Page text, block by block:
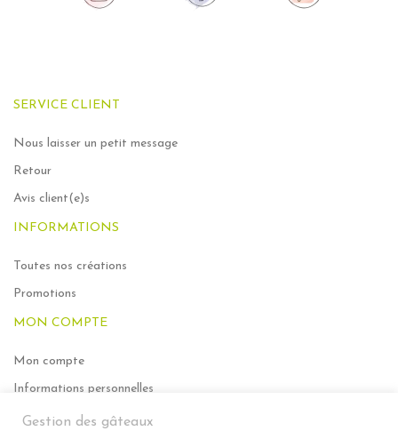
SERVICE CLIENT
Nous laisser un petit message
Retour
Avis client(e)s
INFORMATIONS
Toutes nos créations
Promotions
MON COMPTE
Mon compte
Informations personnelles
Mes commandes
Gestion des gâteaux